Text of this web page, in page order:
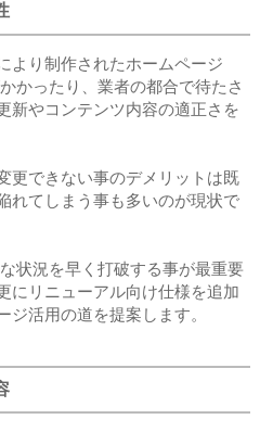
より制作されたホームページ
かったり、業者の都合で待たさ
新やコンテンツ内容の適正さを
更できない事のデメリットは既
れてしまう事も多いのが現状で
状況を早く打破する事が最重要
にリニューアル向け仕様を追加
ジ活用の道を提案します。